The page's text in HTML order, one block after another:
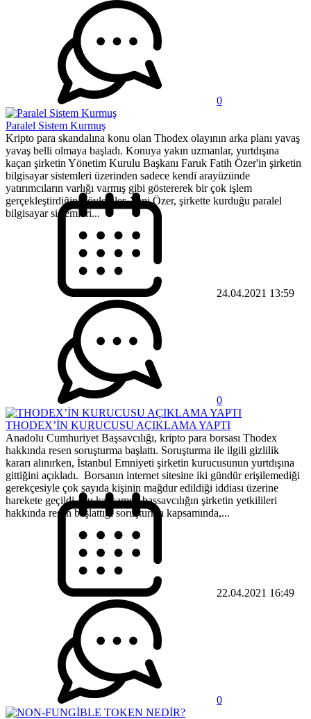
0
Paralel Sistem Kurmuş
Kripto para skandalına konu olan Thodex olayının arka planı yavaş
yavaş belli olmaya başladı. Konuya yakın uzmanlar, yurtdışına
kaçan şirketin Yönetim Kurulu Başkanı Faruk Fatih Özer'in şirketin
bilgisayar sistemleri üzerinden sadece kendi arayüzünde
yatırımcıların varlığı varmış gibi göstererek bir çok işlem
gerçekleştirdiğini söylediler. Yani Özer, şirkette kurduğu paralel
bilgisayar sistemleri...
24.04.2021 13:59
0
THODEX’İN KURUCUSU AÇIKLAMA YAPTI
Anadolu Cumhuriyet Başsavcılığı, kripto para borsası Thodex
hakkında resen soruşturma başlattı. Soruşturma ile ilgili gizlilik
kararı alınırken, İstanbul Emniyeti şirketin kurucusunun yurtdışına
gittiğini açıkladı. Borsanın internet sitesine iki gündür erişilemediği
gerekçesiyle çok sayıda kişinin mağdur edildiği iddiası üzerine
harekete geçildi. Bu kapsamda başsavcılığın şirketin yetkilileri
hakkında resen başlattığı soruşturma kapsamında,...
22.04.2021 16:49
0